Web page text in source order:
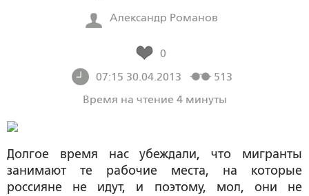
Александр Романов
0
07:15 30.04.2013
513
Время на чтение 4 минуты
Долгое время нас убеждали, что мигранты
занимают те рабочие места, на которые
россияне не идут, и поэтому, мол, они не